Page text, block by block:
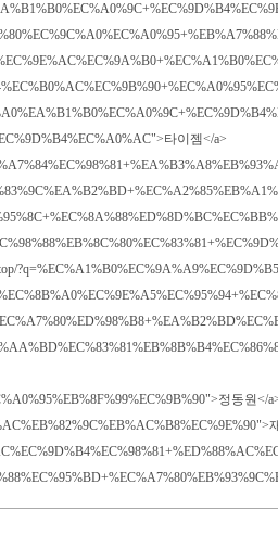
타이젬</a>
정동원</